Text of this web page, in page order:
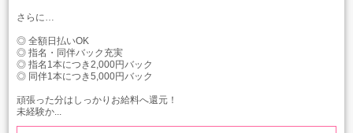
さらに…
◎ 全額日払いOK
◎ 指名・同伴バック充実
◎ 指名1本につき2,000円バック
◎ 同伴1本につき5,000円バック
頑張った分はしっかりお給料へ還元！
未経験か...